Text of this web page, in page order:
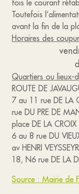
fois le courant
Toutefois
avant la fin de la
Horaires des
Quartiers ou lieux-
ROUTE DE
7 au 11 rue DE LA
rue DU PRE DE
place DE LA CROIX
6 au 8 rue DU
av HENRI
18, N6 rue DE LA
Source : Mairie de